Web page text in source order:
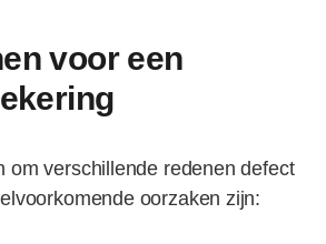
voor een
om verschillende redenen defect
oorzaken zijn: